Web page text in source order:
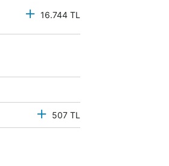
16.744 TL
507 TL